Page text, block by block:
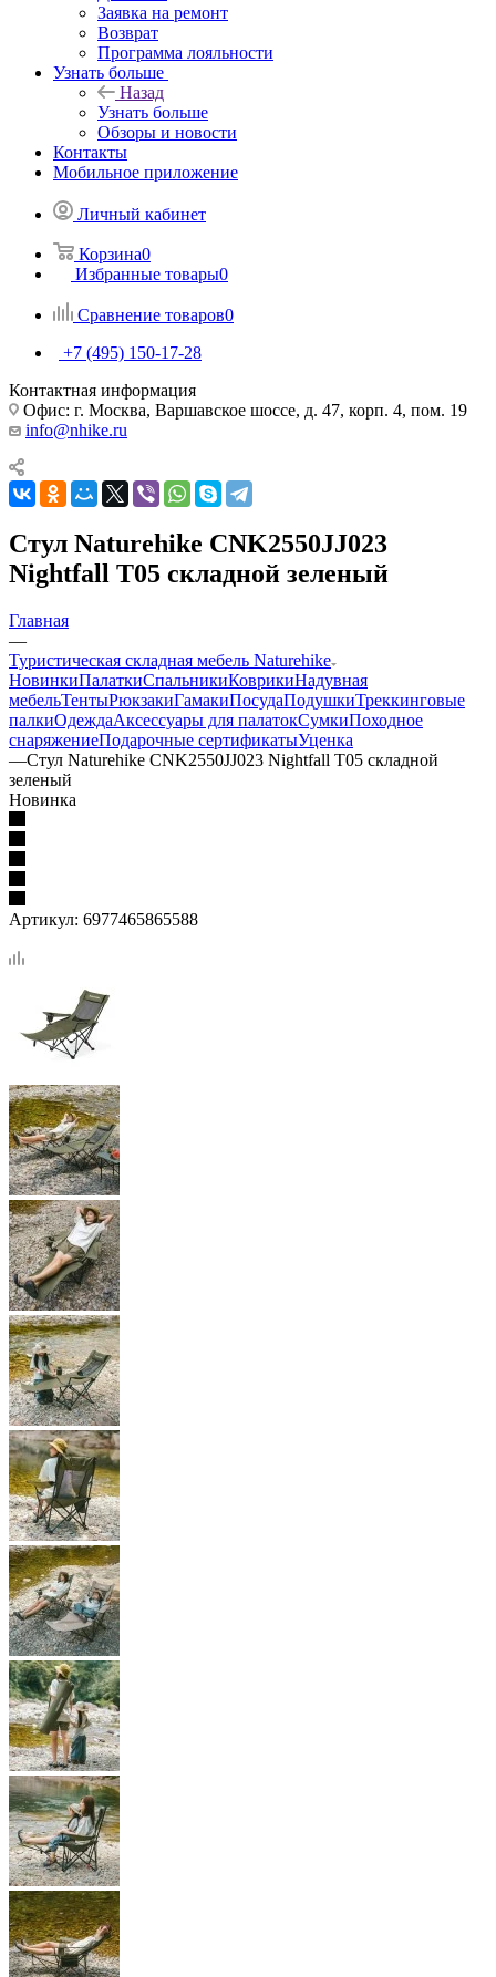
Заявка на ремонт
Возврат
Программа лояльности
Узнать больше
Назад
Узнать больше
Обзоры и новости
Контакты
Мобильное приложение
Личный кабинет
Корзина0
Избранные товары0
Сравнение товаров0
+7 (495) 150-17-28
Контактная информация
Офис: г. Москва, Варшавское шоссе, д. 47, корп. 4, пом. 19
info@nhike.ru
Стул Naturehike CNK2550JJ023
Nightfall T05 складной зеленый
Главная
—
Туристическая складная мебель Naturehike
НовинкиПалаткиСпальникиКоврикиНадувная
мебельТентыРюкзакиГамакиПосудаПодушкиТреккинговые
палкиОдеждаАксессуары для палатокСумкиПоходное
снаряжениеПодарочные сертификатыУценка
—Стул Naturehike CNK2550JJ023 Nightfall T05 складной
зеленый
Новинка
Артикул: 6977465865588